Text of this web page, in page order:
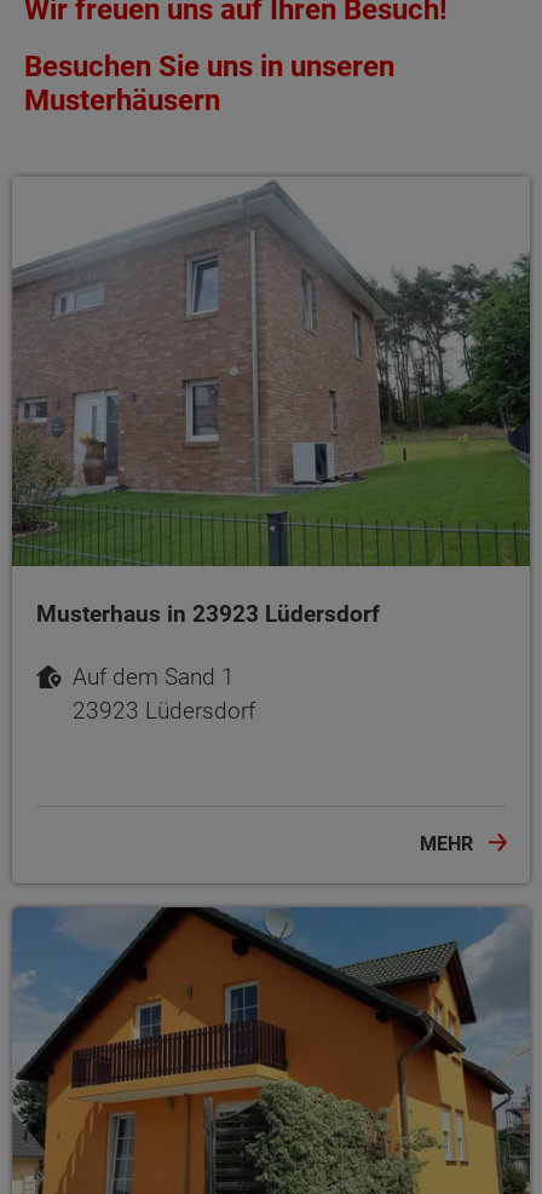
Wir freuen uns auf Ihren Besuch!
Besuchen Sie uns in unseren
Musterhäusern
Musterhaus in 23923 Lüdersdorf
Auf dem Sand 1
23923 Lüdersdorf
MEHR